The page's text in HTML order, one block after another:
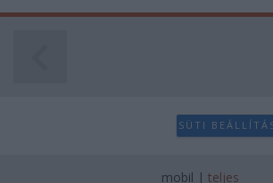
SÜTI
mobil | teljes